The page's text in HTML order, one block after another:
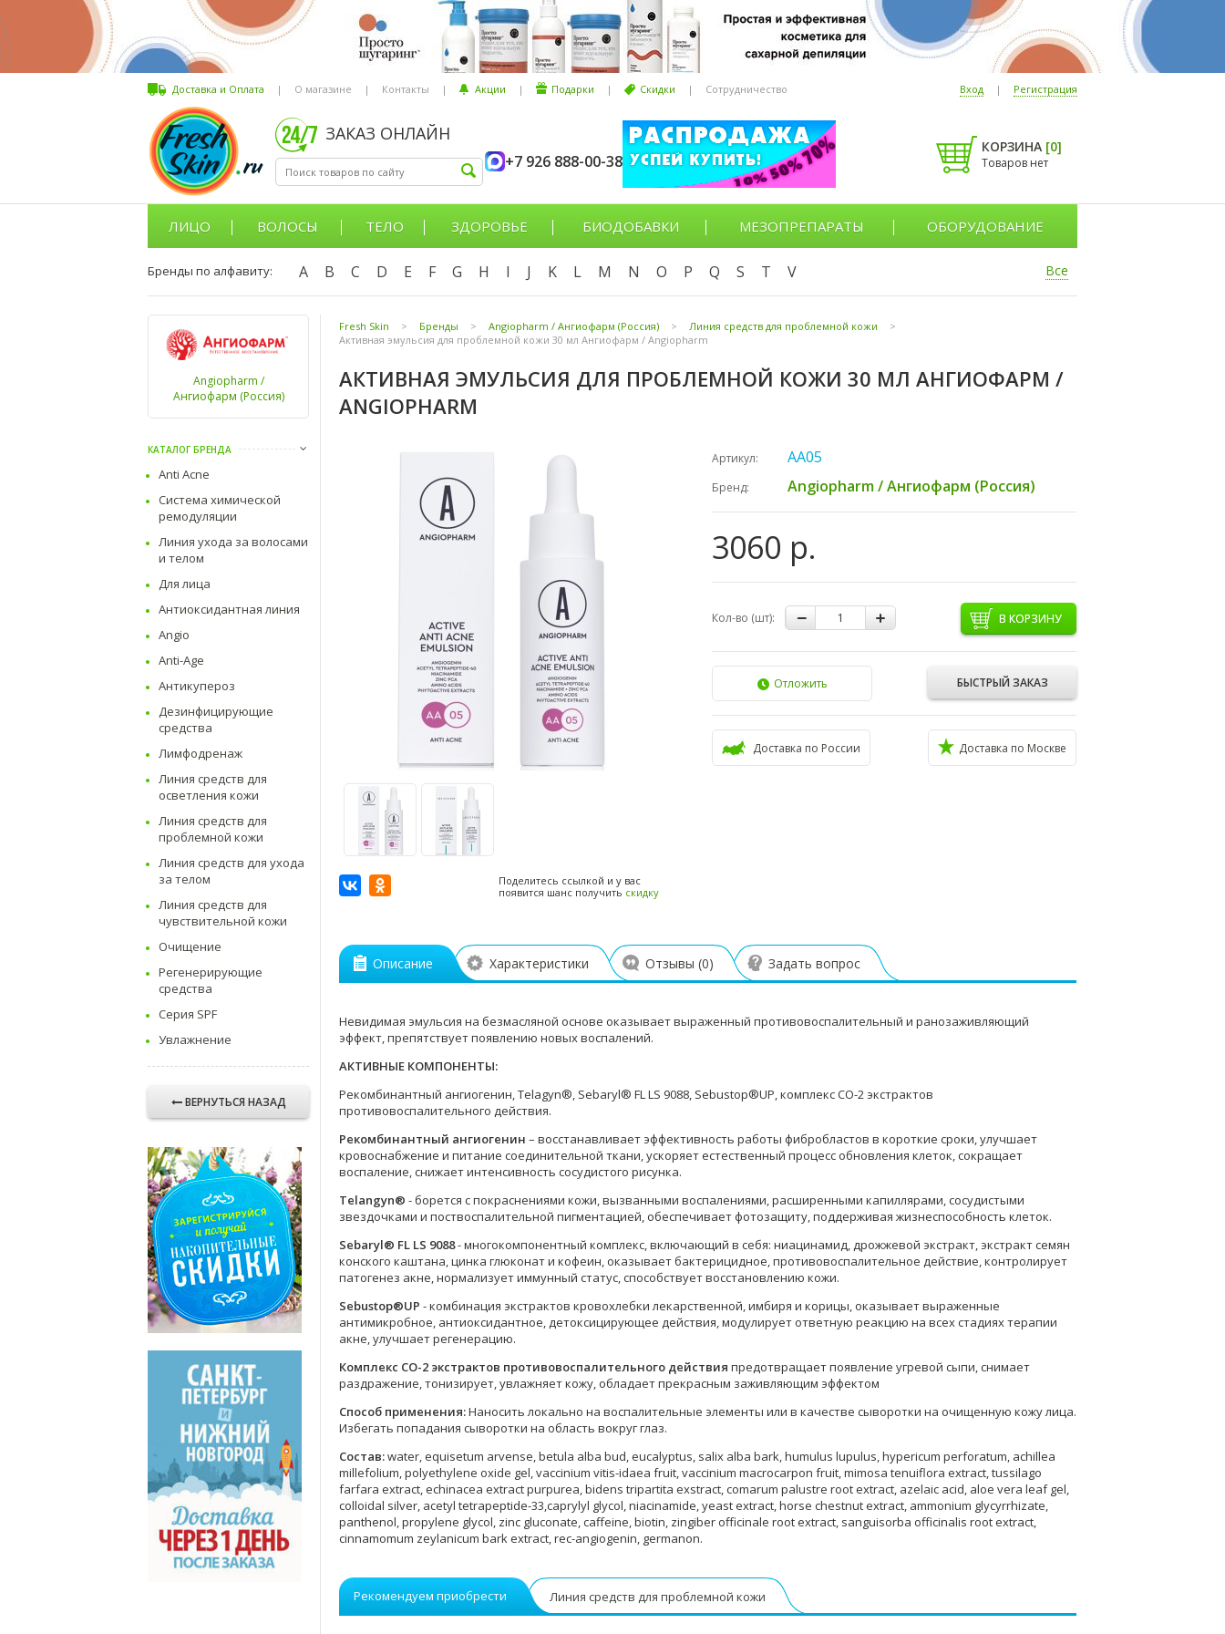
Доставка и Оплата | О магазине | Контакты | Акции | Подарки | Скидки | Сотрудничество Вход | Регистрация
ЗАКАЗ ОНЛАЙН
+7 926 888-00-38
КОРЗИНА [0]
Товаров нет
ЛИЦО ВОЛОСЫ ТЕЛО ЗДОРОВЬЕ БИОДОБАВКИ МЕЗОПРЕПАРАТЫ ОБОРУДОВАНИЕ
Бренды по алфавиту: A B C D E F G H I J K L M N O P Q S T V Все
Angiopharm /
Ангиофарм (Россия)
КАТАЛОГ БРЕНДА
Anti Acne
Система химической
ремодуляции
Линия ухода за волосами
и телом
Для лица
Антиоксидантная линия
Angio
Anti-Age
Антикупероз
Дезинфицирующие
средства
Лимфодренаж
Линия средств для
осветления кожи
Линия средств для
проблемной кожи
Линия средств для ухода
за телом
Линия средств для
чувствительной кожи
Очищение
Регенерирующие
средства
Серия SPF
Увлажнение
ВЕРНУТЬСЯ НАЗАД
Fresh Skin > Бренды > Angiopharm / Ангиофарм (Россия) > Линия средств для проблемной кожи
>
Активная эмульсия для проблемной кожи 30 мл Ангиофарм / Angiopharm
АКТИВНАЯ ЭМУЛЬСИЯ ДЛЯ ПРОБЛЕМНОЙ КОЖИ 30 МЛ АНГИОФАРМ /
ANGIOPHARM
Поделитесь ссылкой и у вас
появится шанс получить скидку
Артикул: AA05
Бренд: Angiopharm / Ангиофарм (Россия)
3060 р.
Кол-во (шт): В КОРЗИНУ
БЫСТРЫЙ ЗАКАЗ
Отложить
Доставка по России Доставка по Москве
Описание Характеристики Отзывы (0) Задать вопрос
Невидимая эмульсия на безмасляной основе оказывает выраженный противовоспалительный и ранозаживляющий
эффект, препятствует появлению новых воспалений.
АКТИВНЫЕ КОМПОНЕНТЫ:
Рекомбинантный ангиогенин, Telagyn®, Sebaryl® FL LS 9088, Sebustop®UP, комплекс СО-2 экстрактов
противовоспалительного действия.
Рекомбинантный ангиогенин – восстанавливает эффективность работы фибробластов в короткие сроки, улучшает
кровоснабжение и питание соединительной ткани, ускоряет естественный процесс обновления клеток, сокращает
воспаление, снижает интенсивность сосудистого рисунка.
Telangyn® - борется с покраснениями кожи, вызванными воспалениями, расширенными капиллярами, сосудистыми
звездочками и поствоспалительной пигментацией, обеспечивает фотозащиту, поддерживая жизнеспособность клеток.
Sebaryl® FL LS 9088- многокомпонентный комплекс, включающий в себя: ниацинамид, дрожжевой экстракт, экстракт семян
конского каштана, цинка глюконат и кофеин, оказывает бактерицидное, противовоспалительное действие, контролирует
патогенез акне, нормализует иммунный статус, способствует восстановлению кожи.
Sebustop®UP - комбинация экстрактов кровохлебки лекарственной, имбиря и корицы, оказывает выраженные
антимикробное, антиоксидантное, детоксицирующее действия, модулирует ответную реакцию на всех стадиях терапии
акне, улучшает регенерацию.
Комплекс СО-2 экстрактов противовоспалительного действия предотвращает появление угревой сыпи, снимает
раздражение, тонизирует, увлажняет кожу, обладает прекрасным заживляющим эффектом
Способ применения:Наносить локально на воспалительные элементы или в качестве сыворотки на очищенную кожу лица.
Избегать попадания сыворотки на область вокруг глаз.
Состав:water, equisetum arvense, betula alba bud, eucalyptus, salix alba bark, humulus lupulus, hypericum perforatum, achillea
millefolium, polyethylene oxide gel, vaccinium vitis-idaea fruit, vaccinium macrocarpon fruit, mimosa tenuiflora extract, tussilago
farfara extract, echinacea extract purpurea, bidens tripartita exstract, comarum palustre root extract, azelaic acid, aloe vera leaf gel,
colloidal silver, acetyl tetrapeptide-33,caprylyl glycol, niacinamide, yeast extract, horse chestnut extract, ammonium glycyrrhizate,
panthenol, propylene glycol, zinc gluconate, caffeine, biotin, zingiber officinale root extract, sanguisorba officinalis root extract,
cinnamomum zeylanicum bark extract, rec-angiogenin, germanon.
Рекомендуем приобрести Линия средств для проблемной кожи